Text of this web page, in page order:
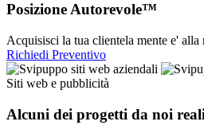
Posizione Autorevole™
Acquisisci la tua clientela mente e'
Richiedi Preventivo
Siti web e pubblicità
Alcuni dei progetti da noi